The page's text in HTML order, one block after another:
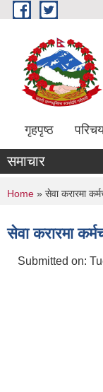
Skip to main content
गृहपृष्ठ
समाचार
You are
Home » सेवा करारमा
सेवा करारमा
Submitted on: